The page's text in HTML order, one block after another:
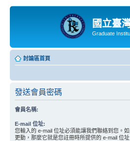
國立臺
Graduate
討論區首頁
發送會員密碼
會員名稱:
E-mail 位址:
您輸入的 e-mail 位址必須能讓我們聯絡到您。
更動，那麼它就是您註冊時所提供的 e-mail 位址